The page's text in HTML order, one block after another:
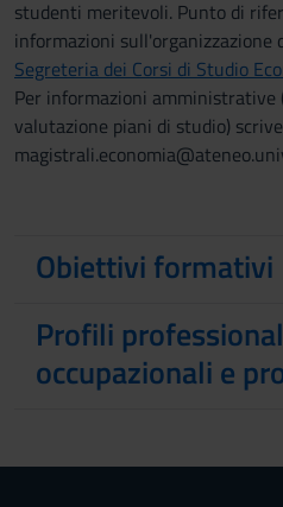
studenti meritevoli. Punto di
informazioni
Segreteria dei Corsi di Studio
Per informazioni amministrative
valutazione piani di studio)
Obiettivi formativi
Profili
occupazionali e